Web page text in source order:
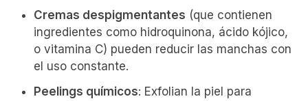
Cremas despigmentantes (que contienen
ingredientes como hidroquinona, ácido kójico,
o vitamina C) pueden reducir las manchas con
el uso constante.
Peelings químicos: Exfolian la piel para